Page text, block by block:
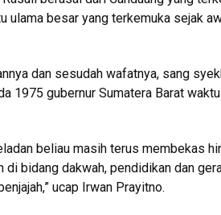
ulama besar yang terkemuka sejak
dan sesudah wafatnya, sang
1975 gubernur Sumatera Barat
beliau masih terus membekas
di bidang dakwah, pendidikan dan
ucap Irwan Prayitno.